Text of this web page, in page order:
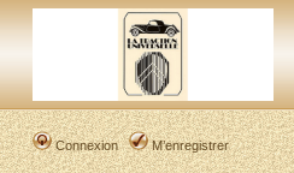
Connexion M’enregistrer